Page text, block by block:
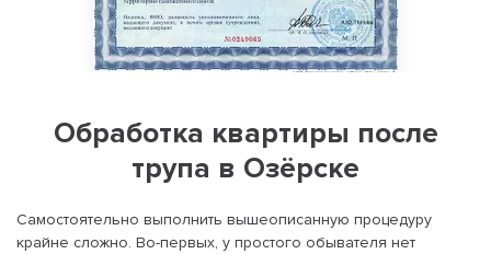
Обработка квартиры после
трупа в Озёрске
Самостоятельно выполнить вышеописанную процедуру
крайне сложно. Во-первых, у простого обывателя нет